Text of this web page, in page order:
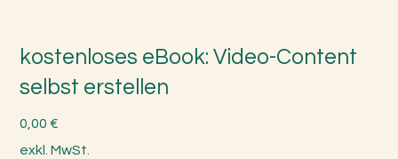
kostenloses eBook: Video-Content
selbst erstellen
Preis
0,00 €
exkl. MwSt.